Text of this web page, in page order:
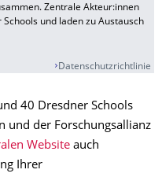
Zentrale Akteur:innen
und laden zu Austausch
Datenschutzrichtlinie
40 Dresdner Schools
und der Forschungsallianz
Websiteauch
Ihrer